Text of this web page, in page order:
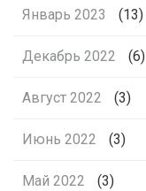
Январь 2023 (13)
Декабрь 2022 (6)
Август 2022 (3)
Июнь 2022 (3)
Май 2022 (3)